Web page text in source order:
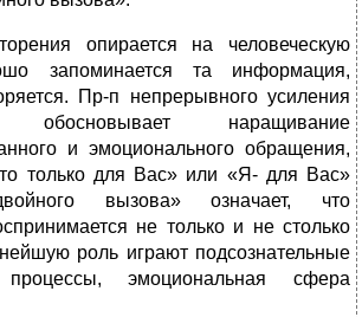
опирается на человеческую
запоминается та информация,
Пр-п непрерывного усиления
обосновывает наращивание
и эмоционального обращения,
только для Вас» или «Я- для Вас»
вызова» означает, что
не только и не столько
роль играют подсознательные
процессы, эмоциональная сфера